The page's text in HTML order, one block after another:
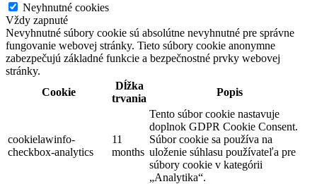
Neyhnutné cookies
Vždy zapnuté
Nevyhnutné súbory cookie sú absolútne nevyhnutné pre správne
fungovanie webovej stránky. Tieto súbory cookie anonymne
zabezpečujú základné funkcie a bezpečnostné prvky webovej
stránky.
Cookie
Dĺžka
trvania
Popis
cookielawinfo-
checkbox-analytics
11
months
Tento súbor cookie nastavuje
doplnok GDPR Cookie Consent.
Súbor cookie sa používa na
uloženie súhlasu používateľa pre
súbory cookie v kategórii
„Analytika“.